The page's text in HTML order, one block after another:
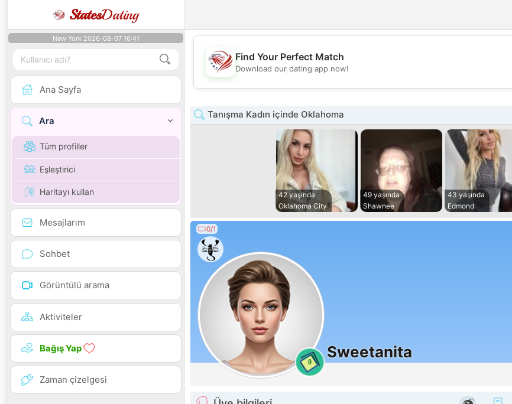
StatesDating
New York 2026-08-07 16:41
Ana Sayfa
Ara
Tüm profiller
Eşleştirici
Haritayı kullan
Mesajlarım
Sohbet
Görüntülü arama
Aktiviteler
Bağış Yap
Zaman çizelgesi
💖
💕
Find Your Perfect Match
Download our dating app now!
Tanışma Kadın içinde Oklahoma
42 yaşında
Oklahoma City
49 yaşında
Shawnee
43 yaşında
Edmond
0/1
0
Sweetanita